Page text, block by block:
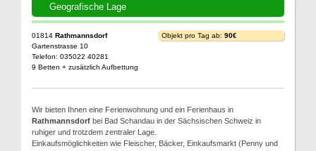
Geografische Lage
01814 Rathmannsdorf
Gartenstrasse 10
Telefon: 035022 40281
9 Betten + zusätzlich Aufbettung
Objekt pro Tag ab: 90€
Wir bieten Ihnen eine Ferienwohnung und ein Ferienhaus in
Rathmannsdorf bei Bad Schandau in der Sächsischen Schweiz in
ruhiger und trotzdem zentraler Lage.
Einkaufsmöglichkeiten wie Fleischer, Bäcker, Einkaufsmarkt (Penny und